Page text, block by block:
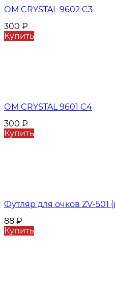
ОМ CRYSTAL 9602 C3
300 ₽
Купить
ОМ CRYSTAL 9601 C4
300 ₽
Купить
Футляр для очков ZV-501
88 ₽
Купить